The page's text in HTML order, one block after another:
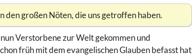
den großen Nöten, die uns getroffen haben.
Verstorbene zur Welt gekommen und
früh mit dem evangelischen Glauben befasst hat